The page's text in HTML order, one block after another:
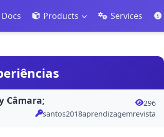
Docs Products Services
Câmara;
296
santos2018aprendizagemrevista